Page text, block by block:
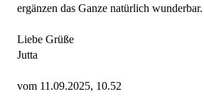
ergänzen das Ganze natürlich wunderbar.
Liebe Grüße
Jutta
vom 11.09.2025, 10.52